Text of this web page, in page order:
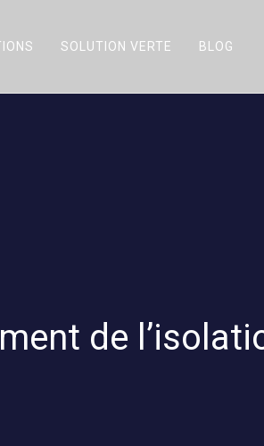
SOLUTION VERTE BLOG
de